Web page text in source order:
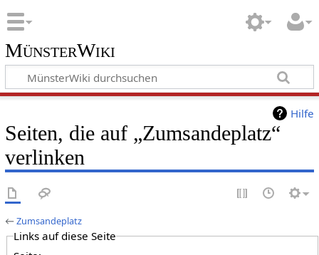
MünsterWiki
Hilfe
Seiten, die auf „Zumsandeplatz“
verlinken
←Zumsandeplatz
Links auf diese Seite